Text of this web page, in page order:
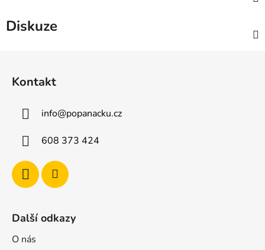
Diskuze
Kontakt
info@popanacku.cz
608 373 424
Další odkazy
O nás